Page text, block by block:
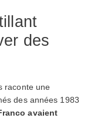
des
raconte une
des années 1983
avaient